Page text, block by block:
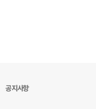
공지사항